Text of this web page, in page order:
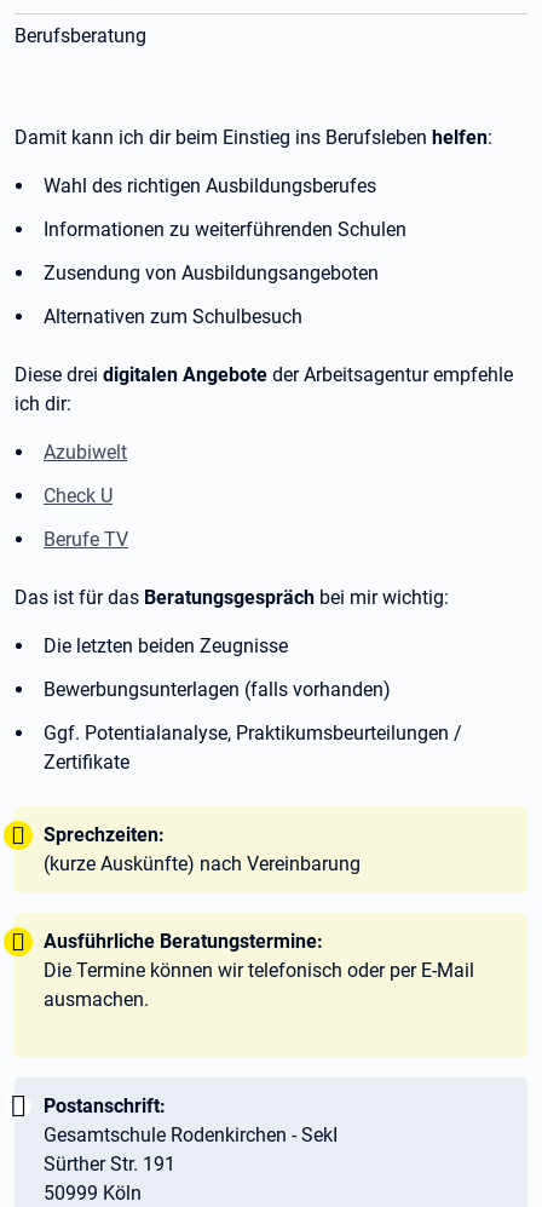
Berufsberatung
Damit kann ich dir beim Einstieg ins Berufsleben helfen:
Wahl des richtigen Ausbildungsberufes
Informationen zu weiterführenden Schulen
Zusendung von Ausbildungsangeboten
Alternativen zum Schulbesuch
Diese drei digitalen Angebote der Arbeitsagentur empfehle
ich dir:
Azubiwelt
Check U
Berufe TV
Das ist für das Beratungsgespräch bei mir wichtig:
Die letzten beiden Zeugnisse
Bewerbungsunterlagen (falls vorhanden)
Ggf. Potentialanalyse, Praktikumsbeurteilungen /
Zertifikate
Tipp:
Sprechzeiten:
(kurze Auskünfte) nach Vereinbarung
Tipp:
Ausführliche Beratungstermine:
Die Termine können wir telefonisch oder per E-Mail
ausmachen.
Wichtig:
Postanschrift:
Gesamtschule Rodenkirchen - SekI
Sürther Str. 191
50999 Köln